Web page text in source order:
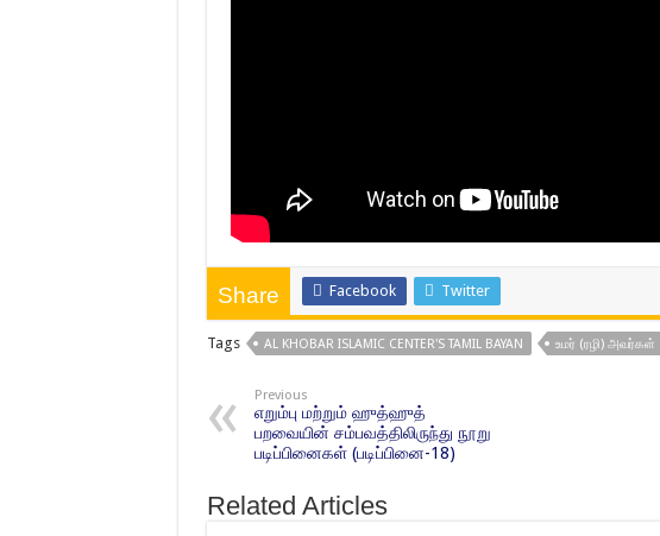
Share Facebook Twitter
Tags AL KHOBAR ISLAMIC CENTER'S TAMIL BAYAN உமர் (ரழி) அவர்கள்
Previous
எறும்பு மற்றும் ஹுத்ஹுத்
பறவையின் சம்பவத்திலிருந்து நூறு
படிப்பினைகள் (படிப்பினை-18)
Related Articles